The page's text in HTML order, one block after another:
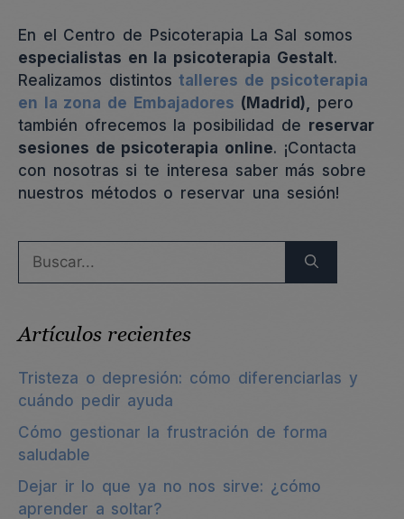
En el Centro de Psicoterapia La Sal somos
especialistas en la psicoterapia Gestalt.
Realizamos distintostalleres de psicoterapia
en la zona de Embajadores (Madrid),
pero
también ofrecemos la posibilidad de reservar
sesiones de psicoterapia online. ¡Contacta
con nosotras si te interesa saber más sobre
nuestros métodos o reservar una sesión!
Artículos recientes
Tristeza o depresión: cómo diferenciarlas y
cuándo pedir ayuda
Cómo gestionar la frustración de forma
saludable
Dejar ir lo que ya no nos sirve: ¿cómo
aprender a soltar?